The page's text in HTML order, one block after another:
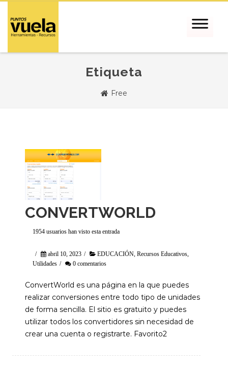
Etiqueta
Free
CONVERTWORLD
1954 usuarios han visto esta entrada
/ abril 10, 2023 / EDUCACIÓN Recursos Educativos
Utilidades / 0 comentarios
ConvertWorld es una página en la que puedes
realizar conversiones entre todo tipo de unidades
de forma sencilla. El sitio es gratuito y puedes
utilizar todos los convertidores sin necesidad de
crear una cuenta o registrarte. Favorito2